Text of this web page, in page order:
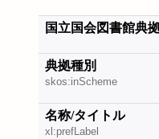
国立国会図書館典
典拠種別
skos:inScheme
名称/タイトル
xl:prefLabel